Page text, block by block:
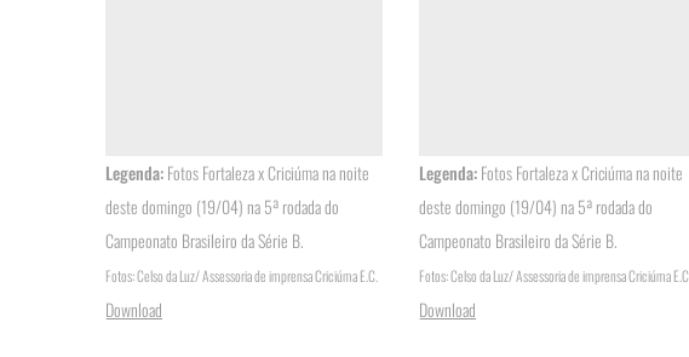
Legenda:Fotos Fortaleza x Criciúma na noite
deste domingo (19/04) na 5ª rodada do
Campeonato Brasileiro da Série B.
Fotos: Celso da Luz/ Assessoria de imprensa Criciúma E.C.
Download
Legenda:Fotos Fortaleza x Criciúma na noite
deste domingo (19/04) na 5ª rodada do
Campeonato Brasileiro da Série B.
Fotos: Celso da Luz/ Assessoria de imprensa Criciúma E.C.
Download